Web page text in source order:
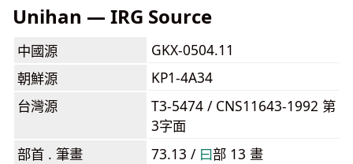
Unihan — IRG Source
中國源
GKX-0504.11
朝鮮源
KP1-4A34
台灣源
T3-5474 / CNS11643-1992 第
3字面
部首 . 筆畫
73.13 / ⽈部 13 畫